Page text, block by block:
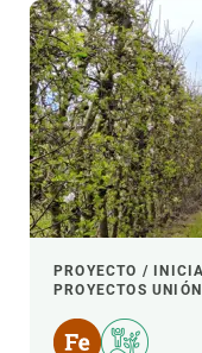
PROYECTO /
PROYECTOS